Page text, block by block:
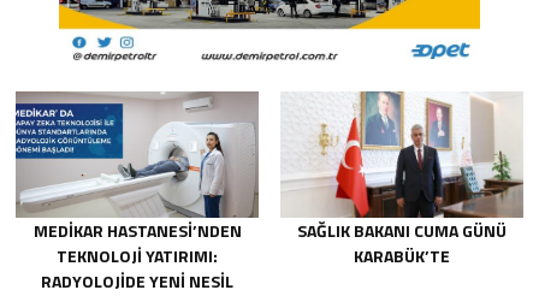
MEDİKAR HASTANESİ’NDEN
TEKNOLOJİ YATIRIMI:
RADYOLOJİDE YENİ NESİL
SAĞLIK BAKANI CUMA GÜNÜ
KARABÜK’TE